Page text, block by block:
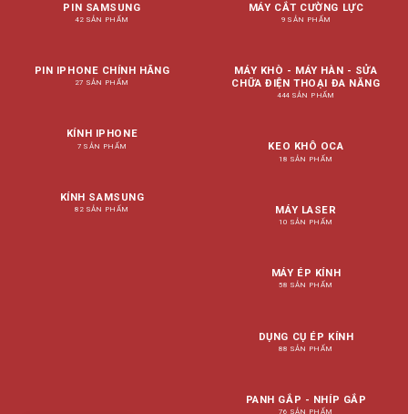
PIN SAMSUNG
42 SẢN PHẨM
PIN IPHONE CHÍNH HÃNG
27 SẢN PHẨM
KÍNH IPHONE
7 SẢN PHẨM
KÍNH SAMSUNG
82 SẢN PHẨM
MÁY CẮT CƯỜNG LỰC
9 SẢN PHẨM
MÁY KHÒ - MÁY HÀN - SỬA
CHỮA ĐIỆN THOẠI ĐA NĂNG
444 SẢN PHẨM
KEO KHÔ OCA
18 SẢN PHẨM
MÁY LASER
10 SẢN PHẨM
MÁY ÉP KÍNH
58 SẢN PHẨM
DỤNG CỤ ÉP KÍNH
88 SẢN PHẨM
PANH GẮP - NHÍP GẮP
76 SẢN PHẨM